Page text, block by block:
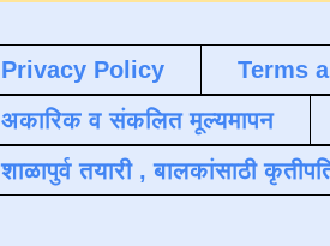
Privacy Policy Terms
अकारिक व संकलित मूल्यमापन
शाळापुर्व तयारी , बालकांसाठी